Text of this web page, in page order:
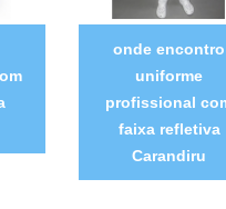
onde encontro
uniforme
profissional
faixa refletiva
Carandiru